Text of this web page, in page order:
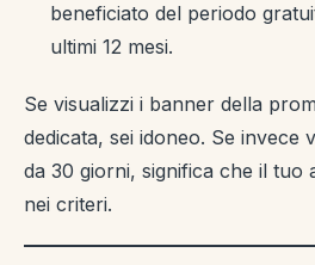
beneficiato del periodo
ultimi 12 mesi.
Se visualizzi i banner della
dedicata, sei idoneo. Se invece
da 30 giorni, significa che il
nei criteri.